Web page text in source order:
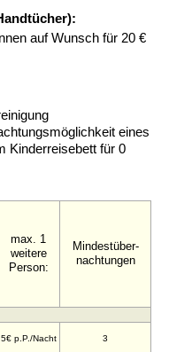
auf Wunsch für 20 €
eines
Kinderreisebett für 0
max. 1
weitere
Person:
Mindestüber-
nachtungen
5€ p.P./Nacht 3